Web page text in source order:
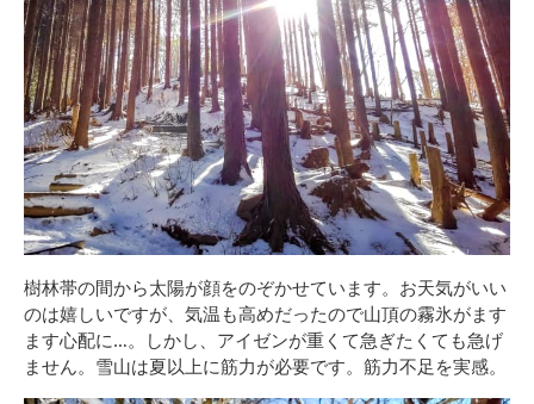
樹林帯の間から太陽が顔をのぞかせています。お天気がいい
のは嬉しいですが、気温も高めだったので山頂の霧氷がます
ます心配に…。しかし、アイゼンが重くて急ぎたくても急げ
ません。雪山は夏以上に筋力が必要です。筋力不足を実感。